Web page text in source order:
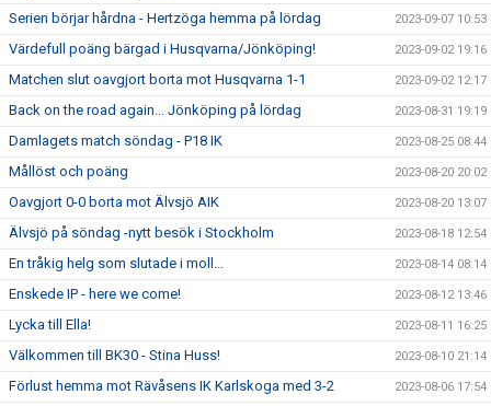
Serien börjar hårdna - Hertzöga hemma på lördag 2023-09-07 10:53
Värdefull poäng bärgad i Husqvarna/Jönköping! 2023-09-02 19:16
Matchen slut oavgjort borta mot Husqvarna 1-1 2023-09-02 12:17
Back on the road again... Jönköping på lördag 2023-08-31 19:19
Damlagets match söndag - P18 IK 2023-08-25 08:44
Mållöst och poäng 2023-08-20 20:02
Oavgjort 0-0 borta mot Älvsjö AIK 2023-08-20 13:07
Älvsjö på söndag -nytt besök i Stockholm 2023-08-18 12:54
En tråkig helg som slutade i moll... 2023-08-14 08:14
Enskede IP - here we come! 2023-08-12 13:46
Lycka till Ella! 2023-08-11 16:25
Välkommen till BK30 - Stina Huss! 2023-08-10 21:14
Förlust hemma mot Rävåsens IK Karlskoga med 3-2 2023-08-06 17:54